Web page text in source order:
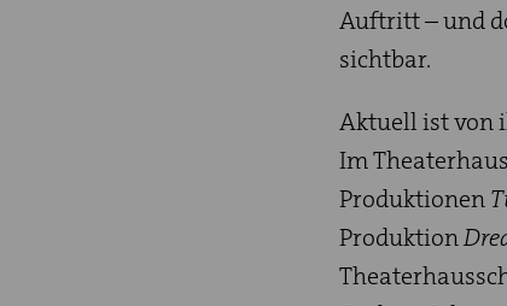
Auftritt – und
sichtbar.
Aktuell ist von
Im
Produktionen
Produktion